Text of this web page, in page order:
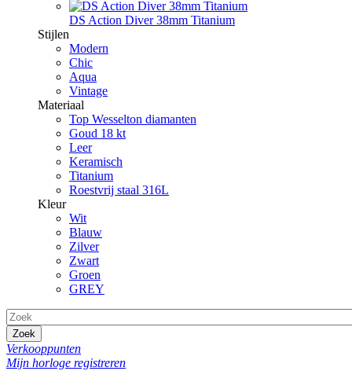
DS Action Diver 38mm Titanium
Stijlen
Modern
Chic
Aqua
Vintage
Materiaal
Top Wesselton diamanten
Goud 18 kt
Leer
Keramisch
Titanium
Roestvrij staal 316L
Kleur
Wit
Blauw
Zilver
Zwart
Groen
GREY
Zoek
Verkooppunten
Mijn horloge registreren